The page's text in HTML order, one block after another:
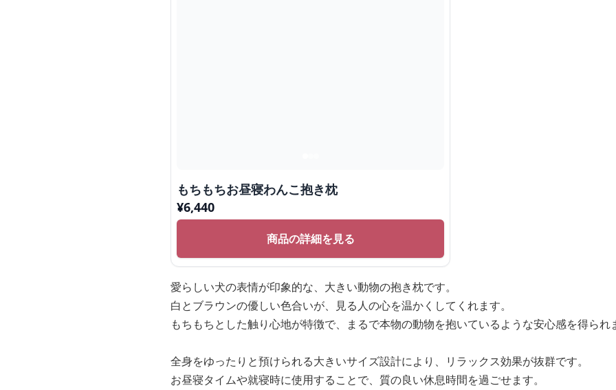
もちもちお昼寝わんこ抱き枕
¥6,440
商品の詳細を見る
愛らしい犬の表情が印象的な、大きい動物の抱き枕です。
白とブラウンの優しい色合いが、見る人の心を温かくしてくれます。
もちもちとした触り心地が特徴で、まるで本物の動物を抱いているような安心感を得られ
全身をゆったりと預けられる大きいサイズ設計により、リラックス効果が抜群です。
お昼寝タイムや就寝時に使用することで、質の良い休息時間を過ごせます。